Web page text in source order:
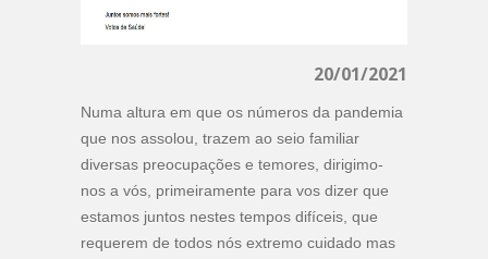
20/01/2021
Numa altura em que os números da pandemia
que nos assolou, trazem ao seio familiar
diversas preocupações e temores, dirigimo-
nos a vós, primeiramente para vos dizer que
estamos juntos nestes tempos difíceis, que
requerem de todos nós extremo cuidado mas